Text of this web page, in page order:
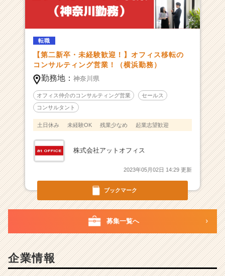
1
人
0
0
目
標！
2
新
9
0％！
ブックマーク
転職
【第二新卒・未経験歓迎！】オフィス移転の
コンサルティング営業！（横浜勤務）
勤務地： 神奈川県
オフィス仲介のコンサルティング営業 セールス
コンサルタント
土日休み 未経験OK 残業少なめ 起業志望歓迎
株式会社アットオフィス
2023年05月02日 14:29 更新
募集一覧へ
企業情報